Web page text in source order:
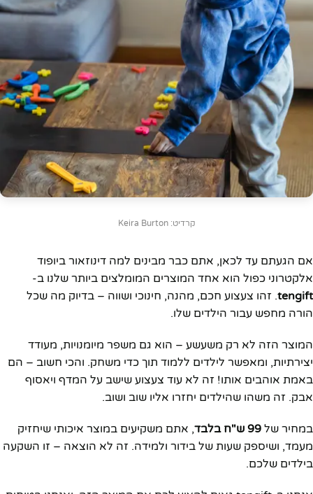
קרדיט: Keira Burton
אם הגעתם עד לכאן, אתם כבר מבינים למה דינוזאור ביופוד
אלקטרוני כפול הוא אחד המוצרים המומלצים ביותר שלנו ב-
tengift. זהו צעצוע חכם, מהנה, חינוכי ושווה – בדיוק מה שכל
הורה מחפש עבור הילדים שלו.
המוצר הזה לא רק משעשע – הוא גם משפר מיומנויות, מעודד
יצירתיות, ומאפשר לילדים ללמוד תוך כדי משחק. והכי חשוב – הם
באמת אוהבים אותו! זה לא עוד צעצוע שישב על המדף ויאסוף
אבק. זה משהו שהילדים יחזרו אליו שוב ושוב.
במחיר של 99 ש"ח בלבד
, אתם משקיעים במוצר איכותי שיחזיק
מעמד, ושיספק שעות של בידור ולמידה. זה לא הוצאה – זו השקעה
בילדים שלכם.